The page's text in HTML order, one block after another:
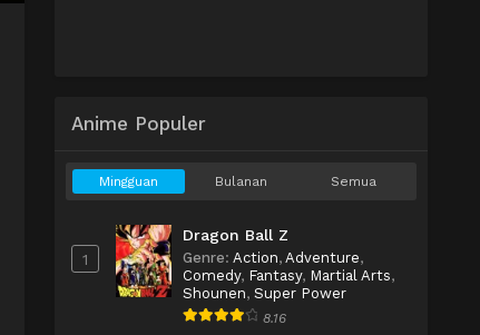
Anime Populer
Mingguan Bulanan Semua
1
Dragon Ball Z
Genre: Action, Adventure,
Comedy, Fantasy, Martial Arts,
Shounen, Super Power
8.16